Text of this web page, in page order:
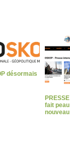
désormais
fait